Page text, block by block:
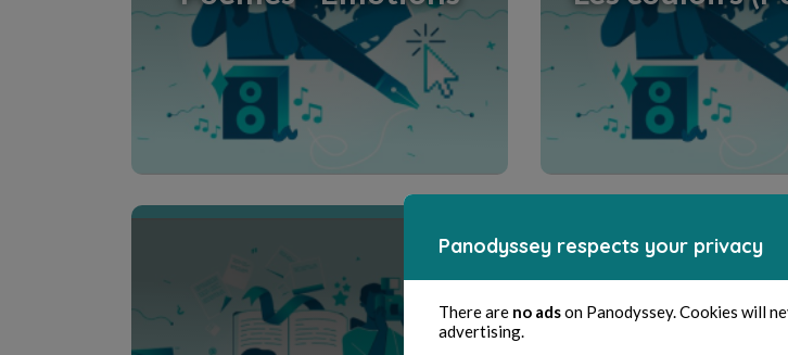
Entdecke den Creative Room Entdecke den Creative Room
Panodyssey respects your privacy
There are no adson Panodyssey. Cookies will
advertising.